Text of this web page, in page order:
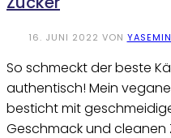
16. JUNI 2022 VON
So schmeckt der beste
authentisch! Mein
besticht mit
Geschmack und cleanen